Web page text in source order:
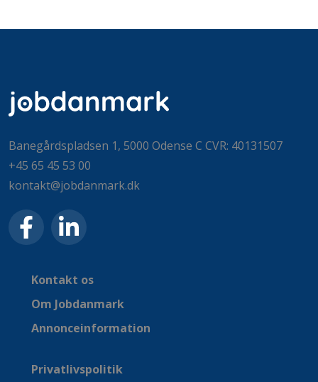
Banegårdspladsen 1, 5000 Odense C CVR: 40131507
+45 65 45 53 00
kontakt@jobdanmark.dk
Kontakt os
Om Jobdanmark
Annonceinformation
Privatlivspolitik